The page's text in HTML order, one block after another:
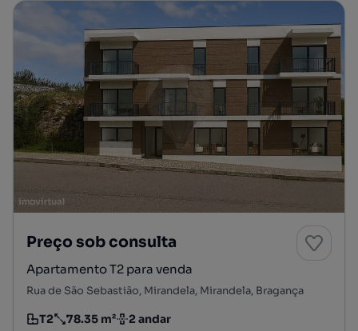
Preço sob consulta
Apartamento T2 para venda
Rua de São Sebastião, Mirandela, Mirandela, Bragança
Tipologia
T2
Preço por metro quadrado
78.35 m²
Andar 2 andar